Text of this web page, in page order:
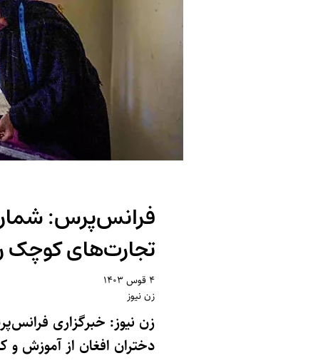
فرانس‌پرس: شمار
تجارت‌های کوچک
۴ قوس ۱۴۰۳
زن نیوز
زن نیوز: خبرگزاری
دختران افغان از آموزش و